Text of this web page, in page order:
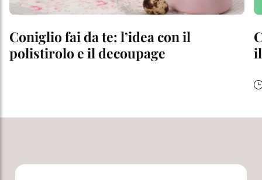
Coniglio fai da te: l’idea con il
polistirolo e il decoupage